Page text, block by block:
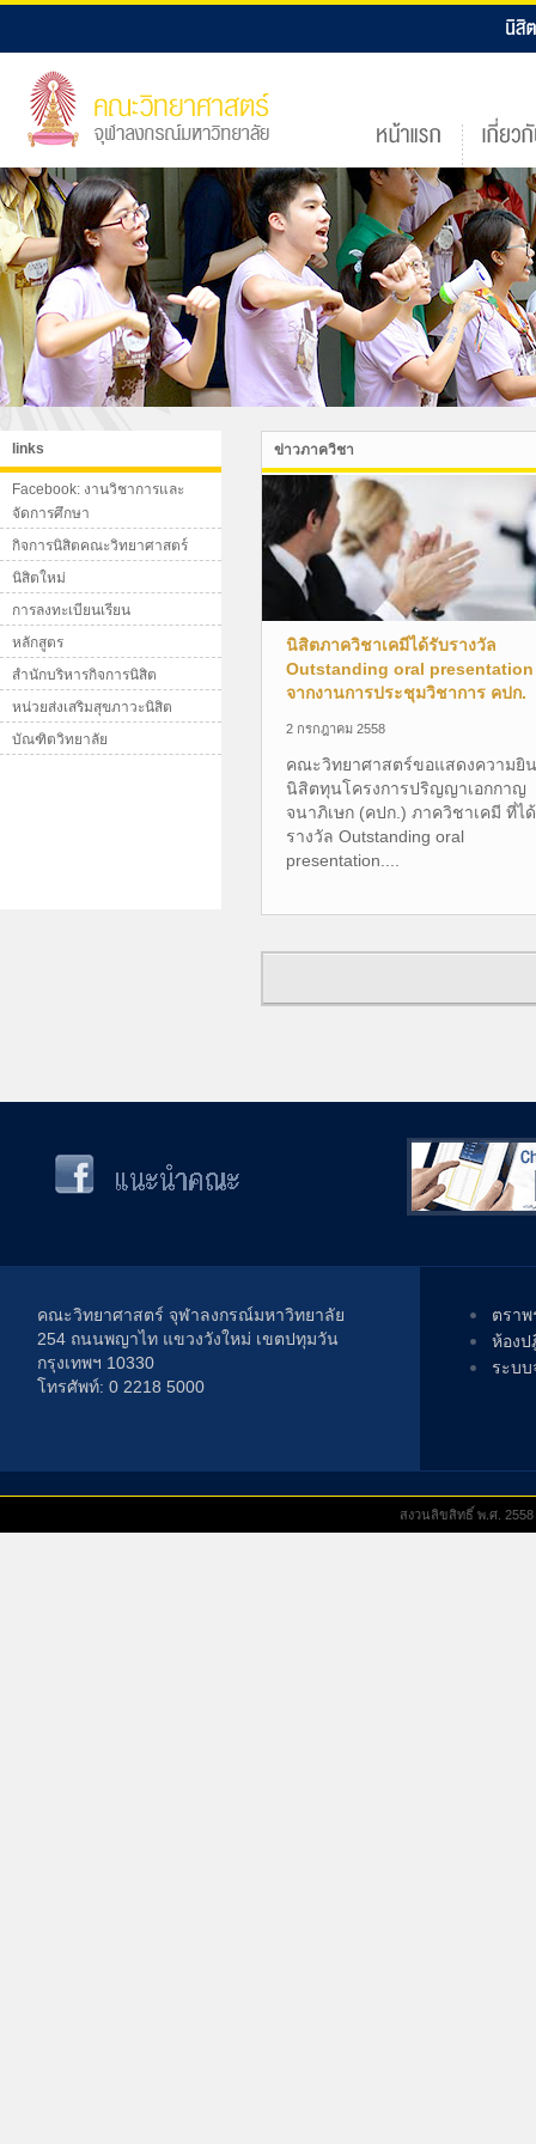
links
Facebook: งานวิชาการและ
จัดการศึกษา
กิจการนิสิตคณะวิทยาศาสตร์
นิสิตใหม่
การลงทะเบียนเรียน
หลักสูตร
สำนักบริหารกิจการนิสิต
หน่วยส่งเสริมสุขภาวะนิสิต
บัณฑิตวิทยาลัย
ข่าวภาควิชา
นิสิตภาควิชาเคมีได้รับรางวัล
Outstanding oral presentation
จากงานการประชุมวิชาการ คปก.
2 กรกฎาคม 2558
คณะวิทยาศาสตร์ขอแสดงความยิ
นิสิตทุนโครงการปริญญาเอกกาญ
จนาภิเษก (คปก.) ภาควิชาเคมี ที่ไ
รางวัล Outstanding oral
presentation....
คณะวิทยาศาสตร์ จุฬาลงกรณ์มหาวิทยาลัย
254 ถนนพญาไท แขวงวังใหม่ เขตปทุมวัน
กรุงเทพฯ 10330
โทรศัพท์: 0 2218 5000
ตราพ
ห้องป
ระบบ
สงวนลิขสิทธิ์ พ.ศ.